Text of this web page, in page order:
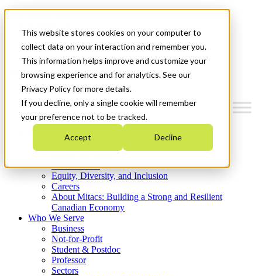
This website stores cookies on your computer to
collect data on your interaction and remember you.
This information helps improve and customize your
browsing experience and for analytics. See our
Privacy Policy for more details.
If you decline, only a single cookie will remember
your preference not to be tracked.
Accept Decline
News & Events
Get Started
Menu
Who We Are
Strategic Plan 2026-2030
What We Do
Equity, Diversity, and Inclusion
Careers
About Mitacs: Building a Strong and Resilient
Canadian Economy
Who We Serve
Business
Not-for-Profit
Student & Postdoc
Professor
Sectors